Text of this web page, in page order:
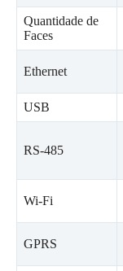
Quantidade de
Faces
Ethernet
USB
RS-485
Wi-Fi
GPRS